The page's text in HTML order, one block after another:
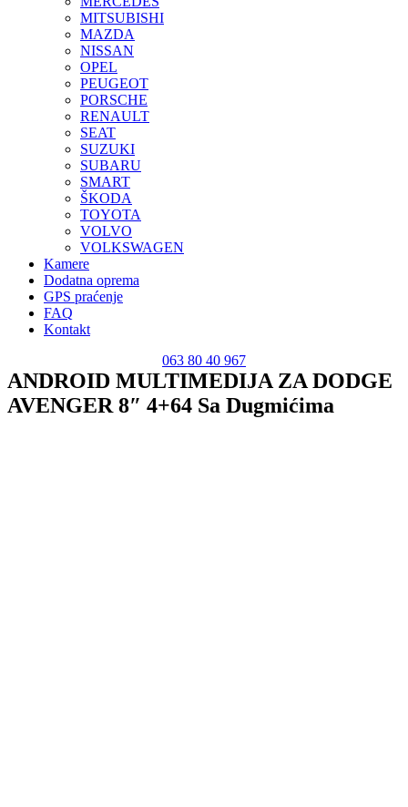
MITSUBISHI
MAZDA
NISSAN
OPEL
PEUGEOT
PORSCHE
RENAULT
SEAT
SUZUKI
SUBARU
SMART
ŠKODA
TOYOTA
VOLVO
VOLKSWAGEN
Kamere
Dodatna oprema
GPS praćenje
FAQ
Kontakt
063 80 40 967
ANDROID MULTIMEDIJA ZA DODGE
AVENGER 8″ 4+64 Sa Dugmićima